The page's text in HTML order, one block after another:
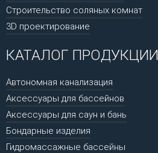
Строительство соляных комнат
3D проектирование
КАТАЛОГ ПРОДУКЦИИ
Автономная канализация
Аксессуары для бассейнов
Аксессуары для саун и бань
Бондарные изделия
Гидромассажные бассейны